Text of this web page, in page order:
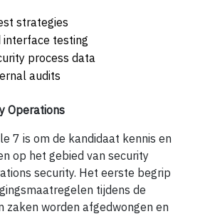
strategies
interface testing
process data
audits
Operations
7 is om de kandidaat kennis en
op het gebied van security
security. Het eerste begrip
tijdens de
zaken worden afgedwongen en